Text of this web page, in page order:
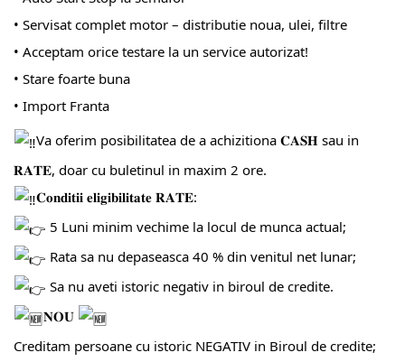
• Servisat complet motor – distributie noua, ulei, filtre
• Acceptam orice testare la un service autorizat!
• Stare foarte buna
• Import Franta
Va oferim posibilitatea de a achizitiona 𝐂𝐀𝐒𝐇 sau in
𝐑𝐀𝐓𝐄, doar cu buletinul in maxim 2 ore.
𝐂𝐨𝐧𝐝𝐢𝐭𝐢𝐢 𝐞𝐥𝐢𝐠𝐢𝐛𝐢𝐥𝐢𝐭𝐚𝐭𝐞 𝐑𝐀𝐓𝐄:
5 Luni minim vechime la locul de munca actual;
Rata sa nu depaseasca 40 % din venitul net lunar;
Sa nu aveti istoric negativ in biroul de credite.
𝐍𝐎𝐔
Creditam persoane cu istoric NEGATIV in Biroul de credite;